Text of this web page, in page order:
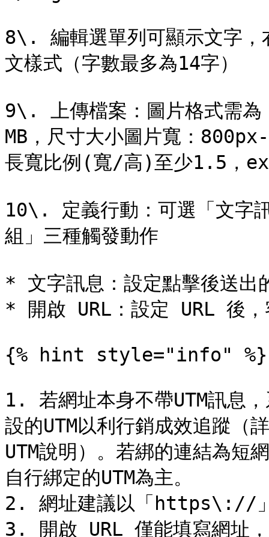
8\. 編輯選單列可顯示文字，
文樣式（字數最多為14字）
9\. 上傳檔案：圖片格式需為
MB，尺寸大小圖片寬：
長寬比例(寬/高)至少1.5，
10\. 定義行動：可選「文字
組」三種觸發動作
* 文字訊息：設定點擊後送出
* 開啟 URL：設定 URL 後，
{% hint style="info" %}
1. 若網址本身不帶UTM訊息
設的UTM以利行銷成效追蹤
UTM說明）。若綁的連結為短
自行綁定的UTM為主。
2. 網址建議以「https\://」
3. 開啟 URL 僅能填寫網址，